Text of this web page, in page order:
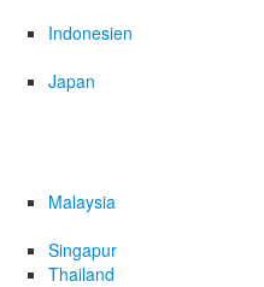
Indonesien
Japan
Malaysia
Singapur
Thailand